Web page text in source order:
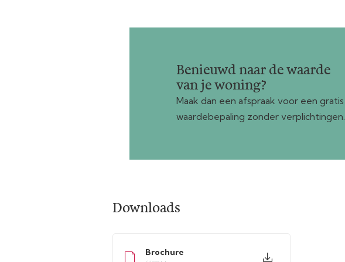
Benieuwd naar de waarde
van je woning?
Maak dan een afspraak voor een gratis
waardebepaling zonder verplichtingen.
Downloads
Brochure